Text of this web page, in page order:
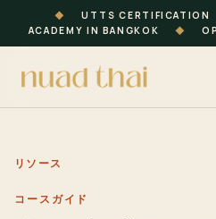
◆ UTTS CERTIFICATION
ACADEMY IN BANGKOK
◆
リソース
コースガイド